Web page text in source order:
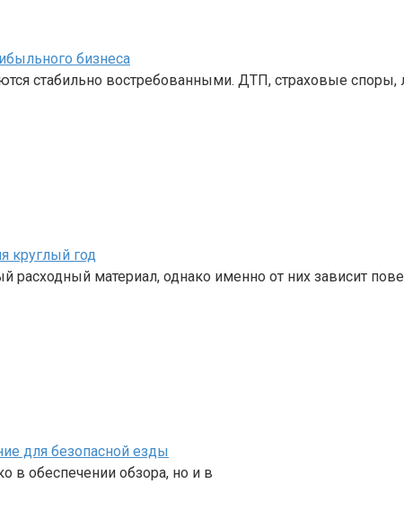
бизнеса
стабильно востребованными. ДТП, страховые
круглый год
материал, однако именно от них зависит
для безопасной езды
в обеспечении обзора, но и в